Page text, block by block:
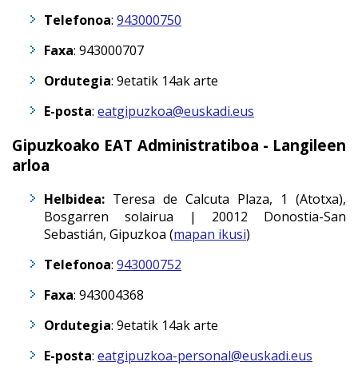
Telefonoa: 943000750
Faxa: 943000707
Ordutegia: 9etatik 14ak arte
E-posta: eatgipuzkoa@euskadi.eus
Gipuzkoako EAT Administratiboa - Langileen
arloa
Helbidea: Teresa de Calcuta Plaza, 1 (Atotxa),
Bosgarren solairua | 20012
Donostia-San
Sebastián, Gipuzkoa (mapan ikusi)
Telefonoa: 943000752
Faxa: 943004368
Ordutegia: 9etatik 14ak arte
E-posta: eatgipuzkoa-personal@euskadi.eus